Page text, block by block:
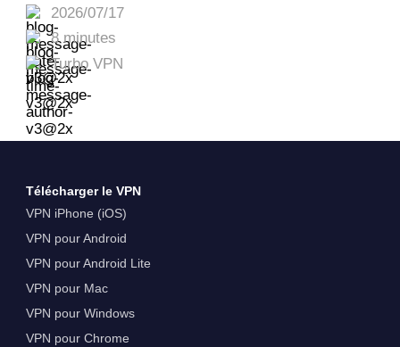
2026/07/17
8 minutes
Turbo VPN
en dehors de l’Australie
Télécharger le VPN
VPN iPhone (iOS)
VPN pour Android
VPN pour Android Lite
VPN pour Mac
VPN pour Windows
VPN pour Chrome